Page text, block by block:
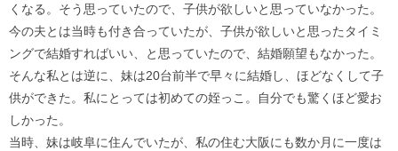
くなる。そう思っていたので、子供が欲しいと思っていなかった。
今の夫とは当時も付き合っていたが、子供が欲しいと思ったタイミ
ングで結婚すればいい、と思っていたので、結婚願望もなかった。
そんな私とは逆に、妹は20台前半で早々に結婚し、ほどなくして子
供ができた。私にとっては初めての姪っこ。自分でも驚くほど愛お
しかった。
当時、妹は岐阜に住んでいたが、私の住む大阪にも数か月に一度は